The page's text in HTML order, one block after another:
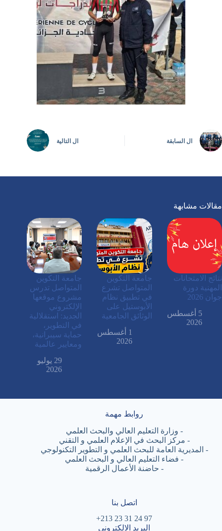
ال السابقة ال التالية
مقالات مشابهة
نتائج الامتحانات
المهنية دورة
جوان 2026
5 أغسطس
2026
جامعة التكوين
المتواصل تشرع
في تطبيق نظام
الأبوستيل على
الوثائق الجامعية
1 أغسطس
2026
جامعة التكوين
المتواصل تدرس
مشروع موقعها
الإلكتروني
الجديد: استقلالية
في التطوير،
حماية سيبرانية،
ومعايير عالمية
29 يوليو
2026
روابط مهمة
- وزارة التعليم العالي والبحث العلمي
- مركز البحث في الإعلام العلمي و التقني
- المديرية العامة للبحث العلمي و التطوير التكنولوجي
- فضاء التعليم العالي و البحث العلمي
- حاضنة الأعمال الرقمية
اتصل بنا
97 24 31 23 213+
البريد الالكتروني